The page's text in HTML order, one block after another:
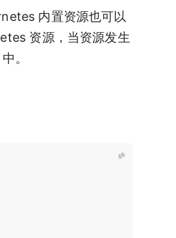
内置资源也可以
资源，当资源发生
。